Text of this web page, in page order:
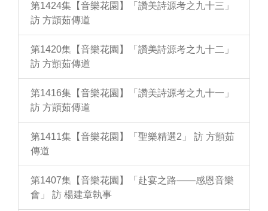
第1424集【音樂花園】「讚美詩源考之九十三」
訪 方顗茹傳道
第1420集【音樂花園】「讚美詩源考之九十二」
訪 方顗茹傳道
第1416集【音樂花園】「讚美詩源考之九十一」
訪 方顗茹傳道
第1411集【音樂花園】「聖樂精選2」 訪 方顗茹
傳道
第1407集【音樂花園】「赴宴之路——感恩音樂
會」 訪 楊建章執事